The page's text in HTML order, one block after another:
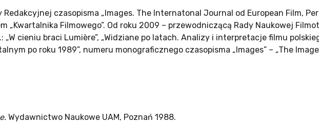
Redakcyjnej czasopisma „Images. The Internatonal Journal od European Film,
„Kwartalnika Filmowego”. Od roku 2009 – przewodniczącą Rady Naukowej
cieniu braci Lumière”, „Widziane po latach. Analizy i interpretacje filmu
po roku 1989”, numeru monograficznego czasopisma „Images” – „The
Wydawnictwo Naukowe UAM, Poznań 1988.